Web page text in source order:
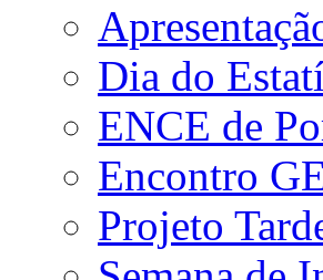
Dia do
ENCE de
Encontro
Projeto